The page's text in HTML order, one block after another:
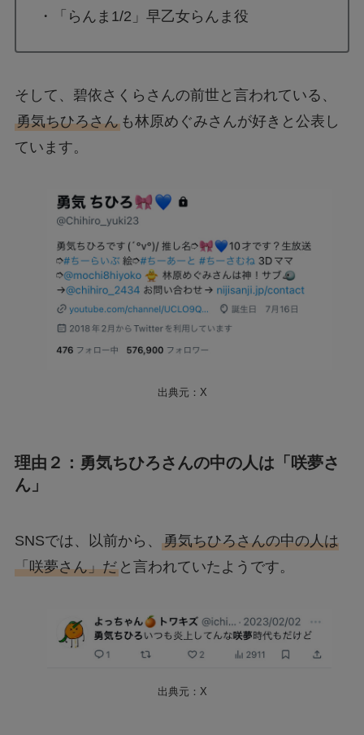
・「らんま1/2」早乙女らんま役
そして、碧依さくらさんの前世と言われている、
勇気ちひろさんも林原めぐみさんが好きと公表し
ています。
出典元：X
理由２：勇気ちひろさんの中の人は「咲夢さ
ん」
SNSでは、以前から、 勇気ちひろさんの中の人は
「咲夢さん」だと言われていたようです。
出典元：X